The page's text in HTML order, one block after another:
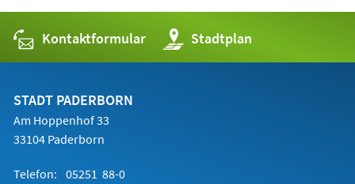
Kontaktformular Stadtplan
(Öffnet
in
einem
STADT PADERBORN
Am Hoppenhof 33
33104 Paderborn
Telefon: 05251 88-0